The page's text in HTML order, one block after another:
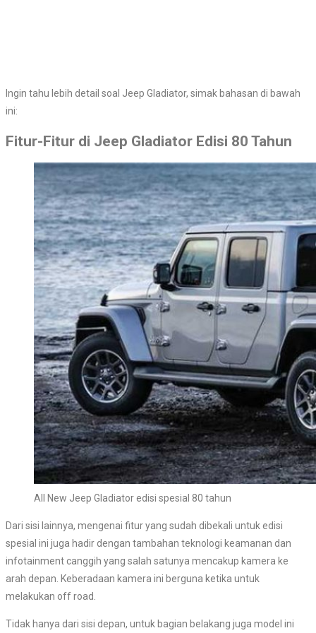
Ingin tahu lebih detail soal Jeep Gladiator, simak bahasan di bawah
ini:
Fitur-Fitur di Jeep Gladiator Edisi 80 Tahun
All New Jeep Gladiator edisi spesial 80 tahun
Dari sisi lainnya, mengenai fitur yang sudah dibekali untuk edisi
spesial ini juga hadir dengan tambahan teknologi keamanan dan
infotainment canggih yang salah satunya mencakup kamera ke
arah depan. Keberadaan kamera ini berguna ketika untuk
melakukan off road.
Tidak hanya dari sisi depan, untuk bagian belakang juga model ini